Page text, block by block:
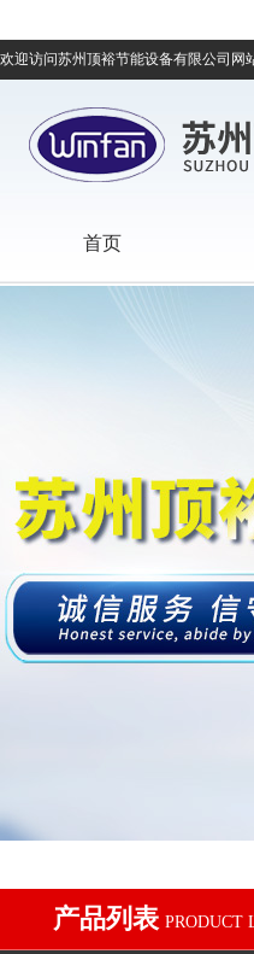
欢迎访问苏州顶裕节能设备有限公司网
首页
产品列表 PRODUCT